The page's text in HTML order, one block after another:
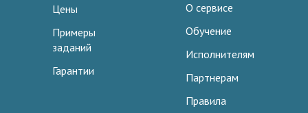
Цены
Примеры
заданий
Гарантии
О сервисе
Обучение
Исполнителям
Партнерам
Правила